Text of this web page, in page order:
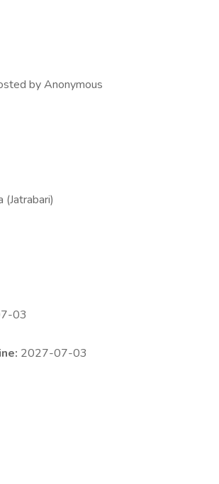
by Anonymous
(Jatrabari)
03
2027-07-03